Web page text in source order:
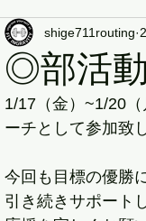
◎部活
shige711routing
1/17（金）~1/20
ーチとして参加致
今回も目標の優勝
引き続きサポート